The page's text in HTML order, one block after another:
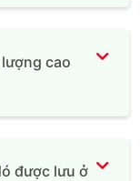
cao
được lưu ở